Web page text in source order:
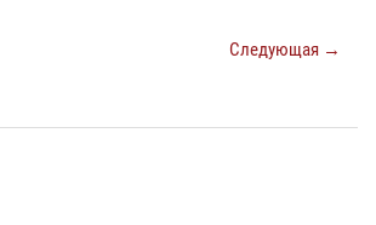
Следующая →